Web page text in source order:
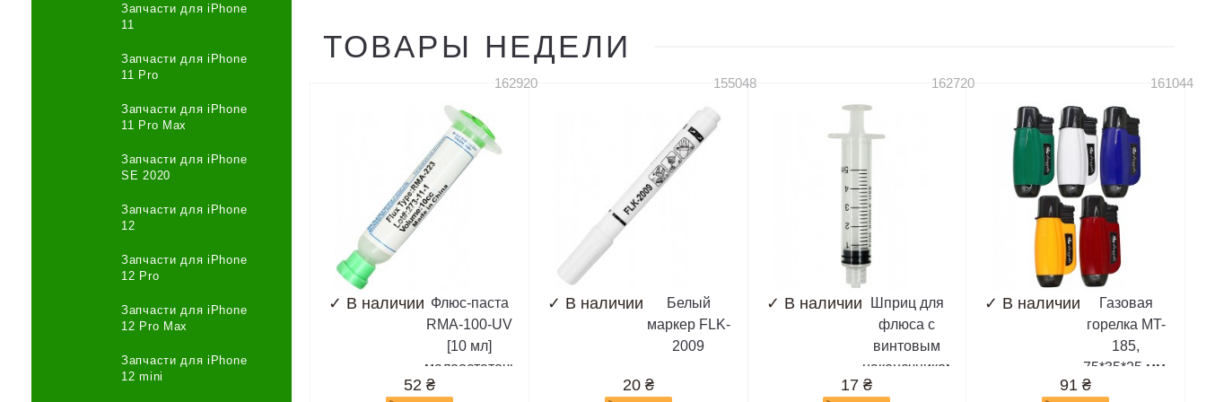
Запчасти для iPhone
11
Запчасти для iPhone
11 Pro
Запчасти для iPhone
11 Pro Max
Запчасти для iPhone
SE 2020
Запчасти для iPhone
12
Запчасти для iPhone
12 Pro
Запчасти для iPhone
12 Pro Max
Запчасти для iPhone
12 mini
5530, 5700,...
2600, 2610,
ТОВАРЫ НЕДЕЛИ
162920
✓ В наличии Флюс-паста
RMA-100-UV
[10 мл]
малоостаточная,
52 ₴
155048
✓ В наличии
Белый
маркер FLK-
2009
20 ₴
162720
✓ В наличии
Шприц для
флюса с
винтовым
наконечником
17₴
161044
✓ В наличии
Газовая
горелка MT-
185,
75*35*25 мм,
91₴